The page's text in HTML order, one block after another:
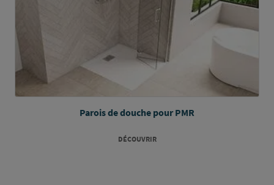
Parois de douche pour PMR
DÉCOUVRIR